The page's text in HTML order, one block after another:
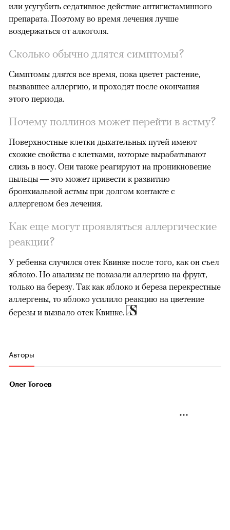
или усугубить седативное действие антигистаминного
препарата. Поэтому во время лечения лучше
воздержаться от алкоголя.
Сколько обычно длятся симптомы?
Симптомы длятся все время, пока цветет растение,
вызвавшее аллергию, и проходят после окончания
этого периода.
Почему поллиноз может перейти в астму?
Поверхностные клетки дыхательных путей имеют
схожие свойства с клетками, которые вырабатывают
слизь в носу. Они также реагируют на проникновение
пыльцы — это может привести к развитию
бронхиальной астмы при долгом контакте с
аллергеном без лечения.
Как еще могут проявляться аллергические
реакции?
У ребенка случился отек Квинке после того, как он съел
яблоко. Но анализы не показали аллергию на фрукт,
только на березу. Так как яблоко и береза перекрестные
аллергены, то яблоко усилило реакцию на цветение
березы и вызвало отек Квинке.
Авторы
Олег Тогоев